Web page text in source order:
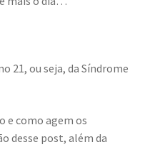
21, ou seja, da Síndrome
e como agem os
desse post, além da